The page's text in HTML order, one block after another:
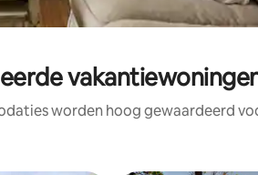
worden hoog gewaardeerd